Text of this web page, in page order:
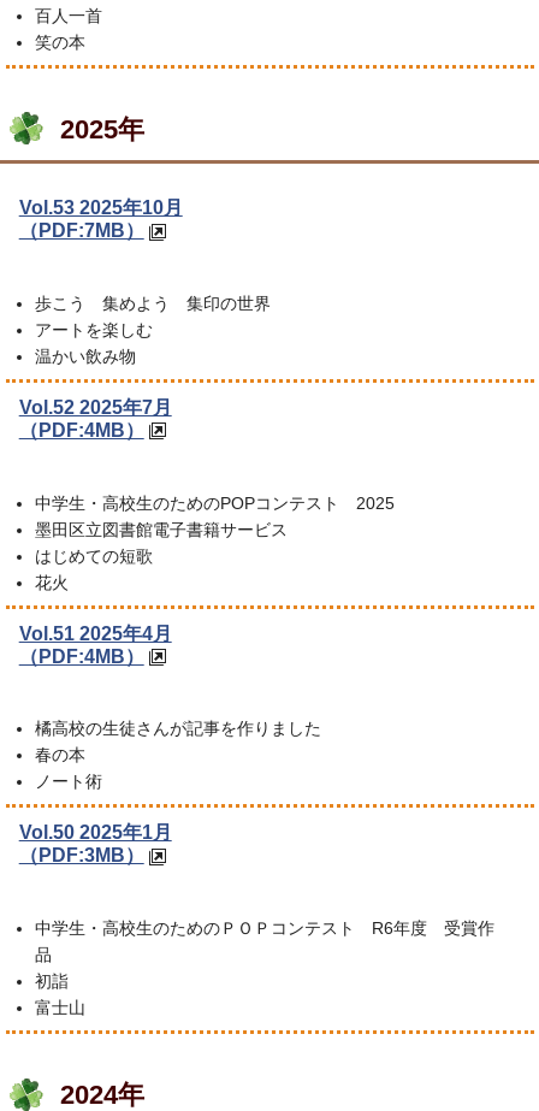
百人一首
笑の本
2025年
Vol.53 2025年10月
（PDF:7MB）
歩こう 集めよう 集印の世界
アートを楽しむ
温かい飲み物
Vol.52 2025年7月
（PDF:4MB）
中学生・高校生のためのPOPコンテスト 2025
墨田区立図書館電子書籍サービス
はじめての短歌
花火
Vol.51 2025年4月
（PDF:4MB）
橘高校の生徒さんが記事を作りました
春の本
ノート術
Vol.50 2025年1月
（PDF:3MB）
中学生・高校生のためのＰＯＰコンテスト R6年度 受賞作
品
初詣
富士山
2024年